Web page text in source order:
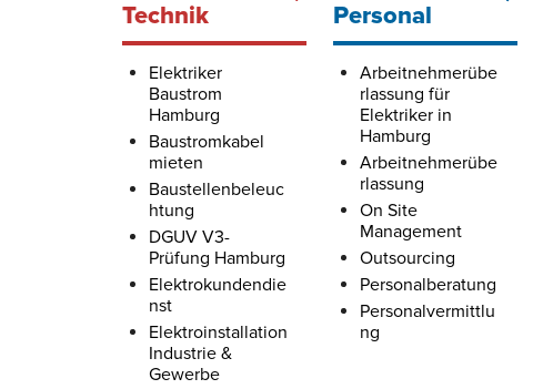
Technik
Elektriker
Baustrom
Hamburg
Baustromkabel
mieten
Baustellenbeleuc
htung
DGUV V3-
Prüfung Hamburg
Elektrokundendie
nst
Elektroinstallation
Industrie &
Gewerbe
Personal
Arbeitnehmerübe
rlassung für
Elektriker in
Hamburg
Arbeitnehmerübe
rlassung
On Site
Management
Outsourcing
Personalberatung
Personalvermittlu
ng